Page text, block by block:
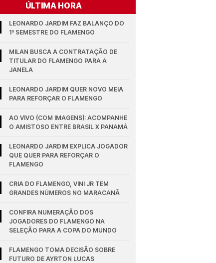
ÚLTIMA HORA
LEONARDO JARDIM FAZ BALANÇO DO
1º SEMESTRE DO FLAMENGO
MILAN BUSCA A CONTRATAÇÃO DE
TITULAR DO FLAMENGO PARA A
JANELA
LEONARDO JARDIM QUER NOVO MEIA
PARA REFORÇAR O FLAMENGO
AO VIVO (COM IMAGENS): ACOMPANHE
O AMISTOSO ENTRE BRASIL X PANAMÁ
LEONARDO JARDIM EXPLICA JOGADOR
QUE QUER PARA REFORÇAR O
FLAMENGO
CRIA DO FLAMENGO, VINI JR TEM
GRANDES NÚMEROS NO MARACANÃ
CONFIRA NUMERAÇÃO DOS
JOGADORES DO FLAMENGO NA
SELEÇÃO PARA A COPA DO MUNDO
FLAMENGO TOMA DECISÃO SOBRE
FUTURO DE AYRTON LUCAS